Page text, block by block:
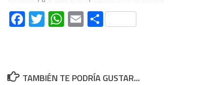
Facebook
Twitter
WhatsApp
EmailCompartir
TAMBIÉN TE PODRÍA GUSTAR...